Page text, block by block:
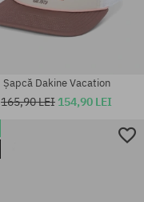
Șapcă Dakine Vacation
165,90 LEI 154,90 LEI